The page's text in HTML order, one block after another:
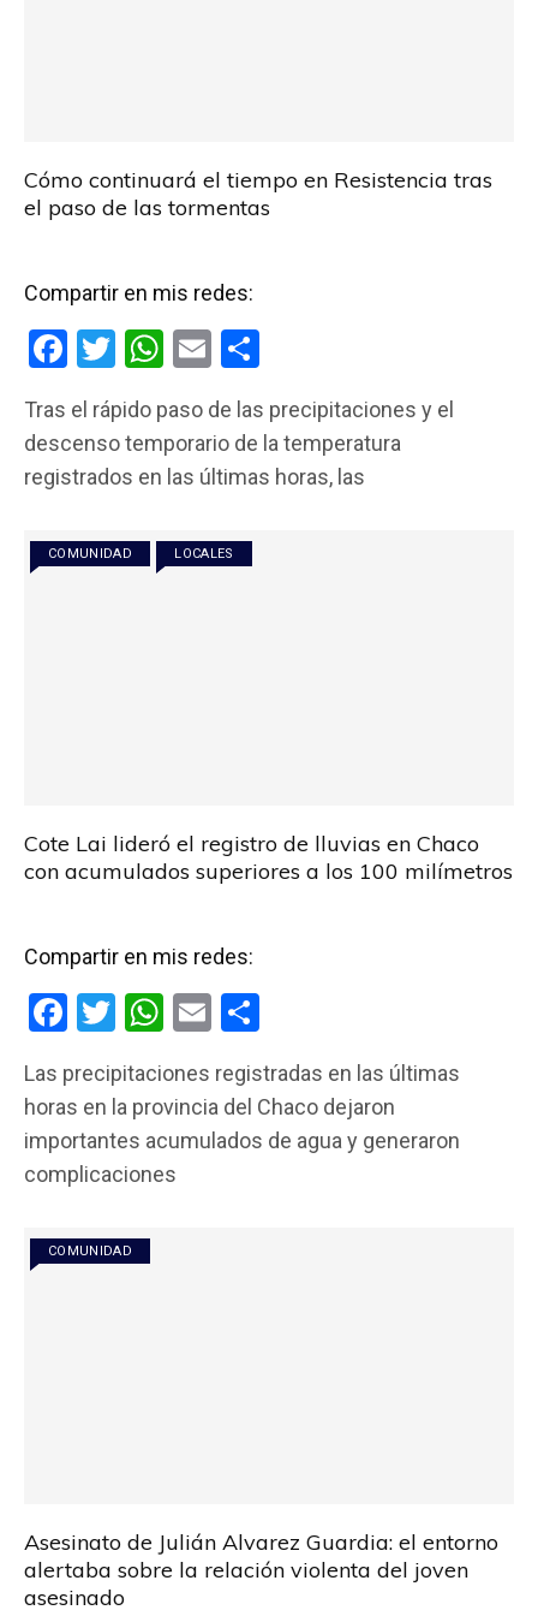
Cómo continuará el tiempo en Resistencia tras
el paso de las tormentas
Compartir en mis redes:
F
ce
b
o
k
T
tt
er
W
at
s
p
p
E
ail m
p
Tras el rápido paso de las precipitaciones y el
descenso temporario de la temperatura
registrados en las últimas horas, las
COMUNIDAD LOCALES
Cote Lai lideró el registro de lluvias en Chaco
con acumulados superiores a los 100 milímetros
Compartir en mis redes:
F
ce
b
o
k
T
tt
er
W
at
s
A
E
ail m
p
Las precipitaciones registradas en las últimas
horas en la provincia del Chaco dejaron
importantes acumulados de agua y generaron
complicaciones
COMUNIDAD
Asesinato de Julián Alvarez Guardia: el entorno
alertaba sobre la relación violenta del joven
asesinado